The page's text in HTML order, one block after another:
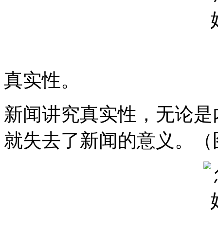
真实性。
新闻讲究真实性，无论
就失去了新闻的意义。